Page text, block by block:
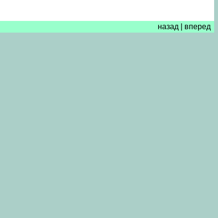
назад вперед